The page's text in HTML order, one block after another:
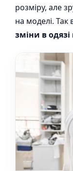
розміру, але
на моделі.
зміни в одязі